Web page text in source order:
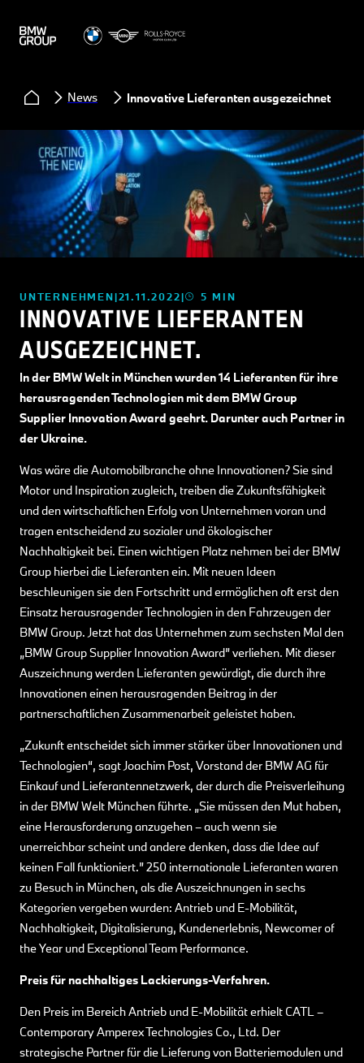
News Innovative Lieferanten ausgezeichnet.
UNTERNEHMEN 21.11.2022 5 MIN
INNOVATIVE LIEFERANTEN
AUSGEZEICHNET.
In der BMW Welt in München wurden 14 Lieferanten für ihre
herausragenden Technologien mit dem BMW Group
Supplier Innovation Award geehrt. Darunter auch Partner in
der Ukraine.
Was wäre die Automobilbranche ohne Innovationen? Sie sind
Motor und Inspiration zugleich, treiben die Zukunftsfähigkeit
und den wirtschaftlichen Erfolg von Unternehmen voran und
tragen entscheidend zu sozialer und ökologischer
Nachhaltigkeit bei. Einen wichtigen Platz nehmen bei der BMW
Group hierbei die Lieferanten ein. Mit neuen Ideen
beschleunigen sie den Fortschritt und ermöglichen oft erst den
Einsatz herausragender Technologien in den Fahrzeugen der
BMW Group. Jetzt hat das Unternehmen zum sechsten Mal den
„BMW Group Supplier Innovation Award” verliehen. Mit dieser
Auszeichnung werden Lieferanten gewürdigt, die durch ihre
Innovationen einen herausragenden Beitrag in der
partnerschaftlichen Zusammenarbeit geleistet haben.
„Zukunft entscheidet sich immer stärker über Innovationen und
Technologien“, sagt Joachim Post, Vorstand der BMW AG für
Einkauf und Lieferantennetzwerk, der durch die Preisverleihung
in der BMW Welt München führte. „Sie müssen den Mut haben,
eine Herausforderung anzugehen – auch wenn sie
unerreichbar scheint und andere denken, dass die Idee auf
keinen Fall funktioniert.” 250 internationale Lieferanten waren
zu Besuch in München, als die Auszeichnungen in sechs
Kategorien vergeben wurden: Antrieb und E-Mobilität,
Nachhaltigkeit, Digitalisierung, Kundenerlebnis, Newcomer of
the Year und Exceptional Team Performance.
Preis für nachhaltiges Lackierungs-Verfahren.
Den Preis im Bereich Antrieb und E-Mobilität erhielt CATL –
Contemporary Amperex Technologies Co., Ltd. Der
strategische Partner für die Lieferung von Batteriemodulen und